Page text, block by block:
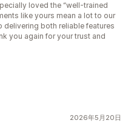
loved the “well-trained
like yours mean a lot to our
delivering both reliable features
you again for your trust and
2026年5月20日